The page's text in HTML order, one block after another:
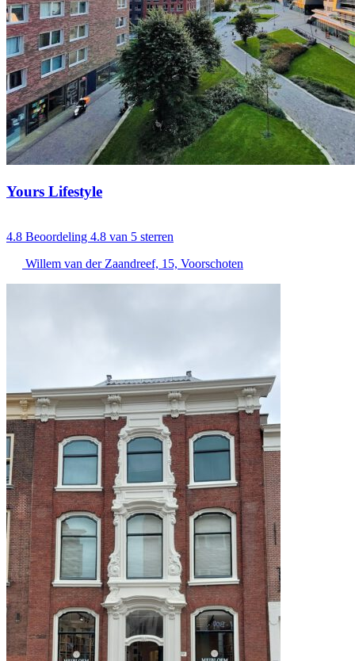
Yours Lifestyle
4.8 Beoordeling 4.8 van 5 sterren
Willem van der Zaandreef, 15, Voorschoten